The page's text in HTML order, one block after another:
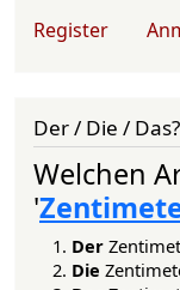
User account
Register
Der / Die / Das?
Welchen
'
Der
Die